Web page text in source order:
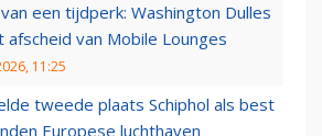
een tijdperk: Washington Dulles
afscheid van Mobile Lounges
11:25
tweede plaats Schiphol als best
Europese luchthaven